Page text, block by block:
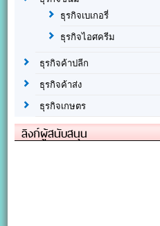
ธุรกิจเบเกอรี่
ธุรกิจไอศครีม
ธุรกิจค้าปลีก
ธุรกิจค้าส่ง
ธุรกิจเกษตร
ลิงก์ผู้สนับสนุน